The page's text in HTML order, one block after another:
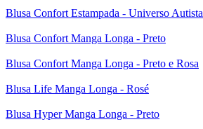
Blusa Confort Estampada - Universo Autista
Blusa Confort Manga Longa - Preto
Blusa Confort Manga Longa - Preto e Rosa
Blusa Life Manga Longa - Rosé
Blusa Hyper Manga Longa - Preto